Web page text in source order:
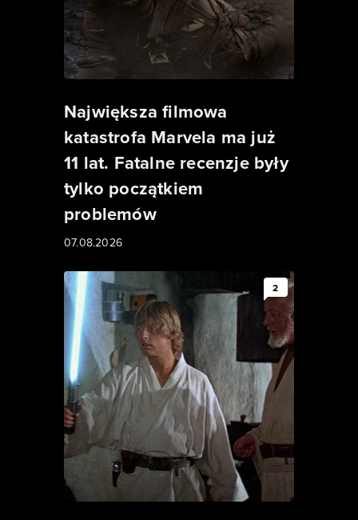
Największa filmowa
katastrofa Marvela ma już
11 lat. Fatalne recenzje były
tylko początkiem
problemów
07.08.2026
2